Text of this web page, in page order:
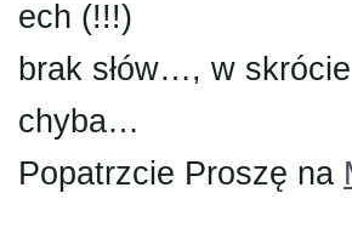
ech (!!!)
brak słów…, w
chyba…
Popatrzcie Proszę na